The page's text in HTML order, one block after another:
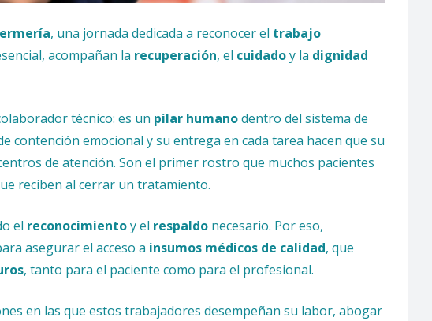
, una jornada dedicada a reconocer el trabajo
acompañan la recuperación, el cuidadoy la dignidad
técnico: es un pilar humanodentro del sistema de
contención emocional y su entrega en cada tarea hacen que su
de atención. Son el primer rostro que muchos pacientes
reciben al cerrar un tratamiento.
el reconocimientoy el respaldo necesario. Por eso,
asegurar el acceso a insumos médicos de calidad, que
, tanto para el paciente como para el profesional.
en las que estos trabajadores desempeñan su labor, abogar